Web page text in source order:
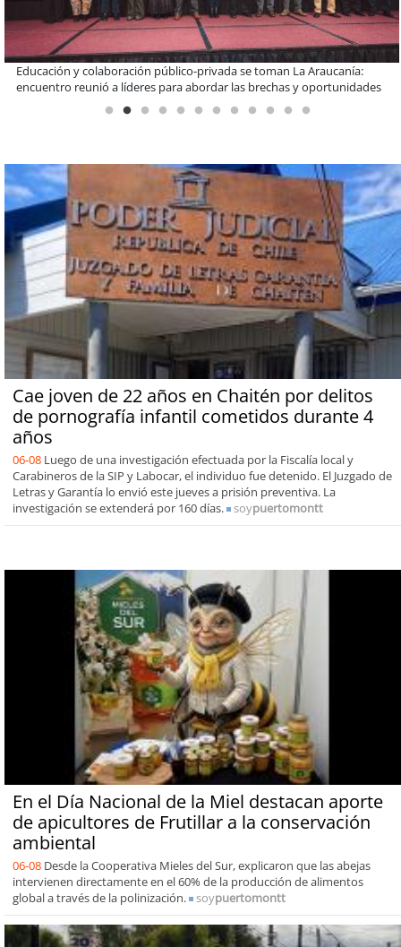
Claves para comprar electrodomésticos durante el Black Sale
Cae joven de 22 años en Chaitén por delitos
de pornografía infantil cometidos durante 4
años
06-08 Luego de una investigación efectuada por la Fiscalía local y
Carabineros de la SIP y Labocar, el individuo fue detenido. El Juzgado de
Letras y Garantía lo envió este jueves a prisión preventiva. La
investigación se extenderá por 160 días.
soypuertomontt
En el Día Nacional de la Miel destacan aporte
de apicultores de Frutillar a la conservación
ambiental
06-08 Desde la Cooperativa Mieles del Sur, explicaron que las abejas
intervienen directamente en el 60% de la producción de alimentos
global a través de la polinización.
soypuertomontt